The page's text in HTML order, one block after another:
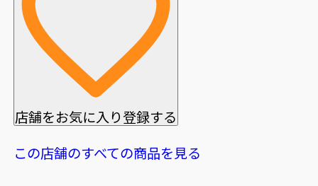
店舗をお気に入り登録する
この店舗のすべての商品を見る